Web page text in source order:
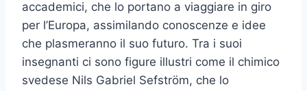
accademici, che lo portano a viaggiare in giro
per l’Europa, assimilando conoscenze e idee
che plasmeranno il suo futuro. Tra i suoi
insegnanti ci sono figure illustri come il chimico
svedese Nils Gabriel Sefström, che lo